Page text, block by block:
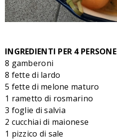
INGREDIENTI PER 4 PERSONE
8 gamberoni
8 fette di lardo
5 fette di melone maturo
1 rametto di rosmarino
3 foglie di salvia
2 cucchiai di maionese
1 pizzico di sale